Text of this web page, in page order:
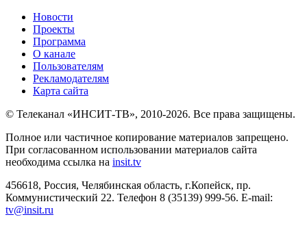
Новости
Проекты
Программа
О канале
Пользователям
Рекламодателям
Карта сайта
© Телеканал «ИНСИТ-ТВ», 2010-2026. Все права защищены.
Полное или частичное копирование материалов запрещено.
При согласованном использовании материалов сайта
необходима ссылка на insit.tv
456618, Россия, Челябинская область, г.Копейск, пр.
Коммунистический 22. Телефон 8 (35139) 999-56. E-mail:
tv@insit.ru